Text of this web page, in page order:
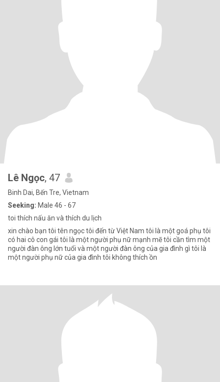
Lê Ngọc, 47
Binh Dai, Bến Tre, Vietnam
Seeking: Male 46 - 67
toi thích nấu ăn và thích du lịch
xin chào bạn tôi tên ngọc tôi đến từ Việt Nam tôi là một goá phụ tôi
có hai cô con gái tôi là một người phụ nữ mạnh mẽ tôi cần tìm một
người đàn ông lớn tuổi và một người đàn ông của gia đình gì tôi là
một người phụ nữ của gia đình tôi không thích ồn